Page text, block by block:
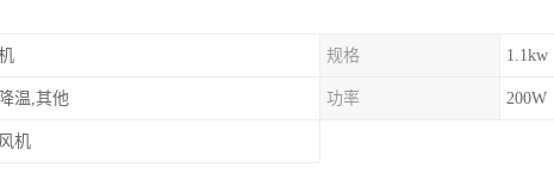
规格 1.1kw
温,其他 功率 200W
机